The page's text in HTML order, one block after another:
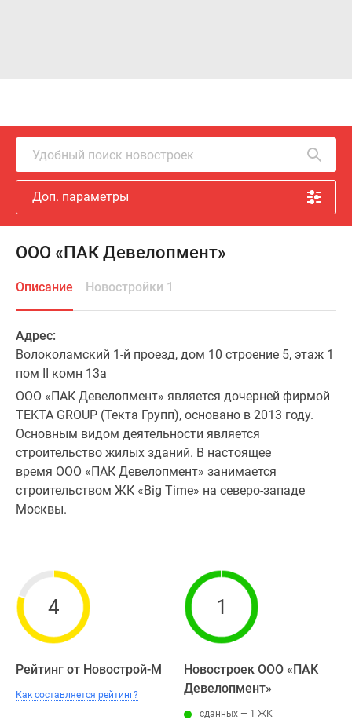
Удобный поиск новостроек
Доп. параметры
ООО «ПАК Девелопмент»
Описание Новостройки 1
Адрес:
Волоколамский 1-й проезд, дом 10 строение 5, этаж 1
пом II комн 13а
ООО «ПАК Девелопмент» является дочерней фирмой
TEKTA GROUP (Текта Групп), основано в 2013 году.
Основным видом деятельности является
строительство жилых зданий. В настоящее
время ООО «ПАК Девелопмент» занимается
строительством ЖК «Big Time» на северо-западе
Москвы.
4
Рейтинг от Новострой-М
Как составляется рейтинг?
1
Новостроек ООО «ПАК
Девелопмент»
сданных — 1 ЖК